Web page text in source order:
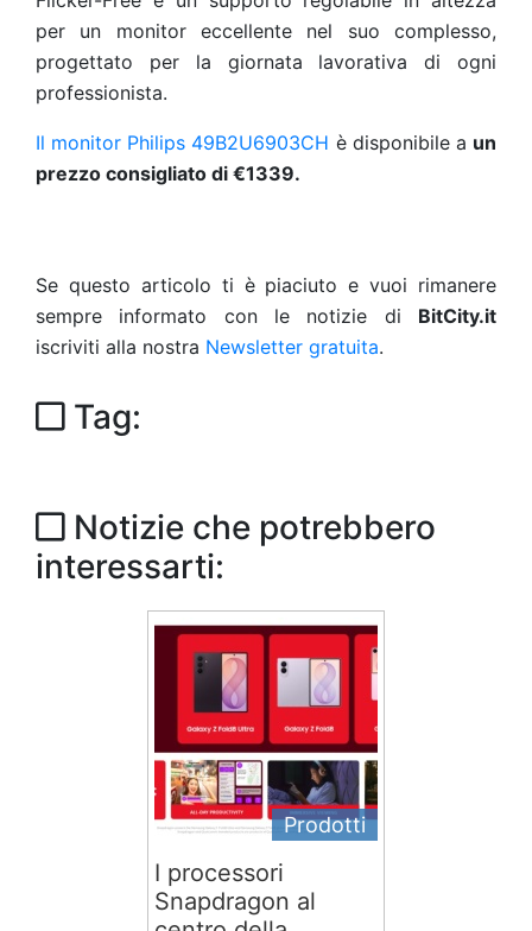
per un monitor eccellente nel suo complesso,
progettato per la giornata lavorativa di ogni
professionista.
Il monitor Philips 49B2U6903CH è disponibile a un
prezzo consigliato di €1339.
Se questo articolo ti è piaciuto e vuoi rimanere
sempre informato con le notizie di BitCity.it
iscriviti alla nostra Newsletter gratuita.
Tag:
Notizie che potrebbero
interessarti:
Prodotti
I processori
Snapdragon al